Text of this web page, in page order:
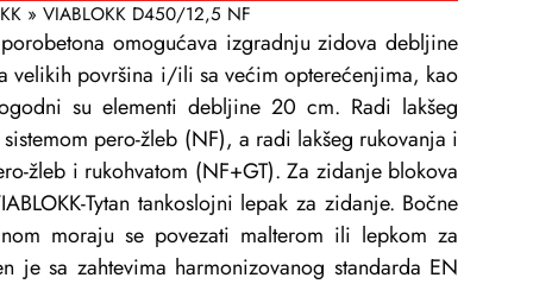
» VIABLOKK D450/12,5 NF
omogućava izgradnju zidova debljine
površina i/ili sa većim opterećenjima, kao
su elementi debljine 20 cm. Radi lakšeg
pero-žleb (NF), a radi lakšeg rukovanja i
žleb i rukohvatom (NF+GT). Za zidanje blokova
Tytan tankoslojni lepak za zidanje. Bočne
moraju se povezati malterom ili lepkom za
je sa zahtevima harmonizovanog standarda EN